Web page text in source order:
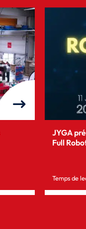
JYGA
Full
Temps de